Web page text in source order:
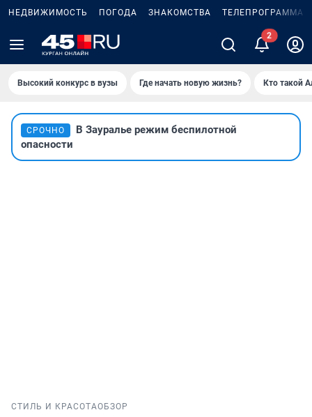
НЕДВИЖИМОСТЬ ПОГОДА ЗНАКОМСТВА ТЕЛЕПРОГРАММА
2
Высокий конкурс в вузы Где начать новую жизнь? Кто такой
СРОЧНО
В Зауралье режим беспилотной
опасности
СТИЛЬ И КРАСОТАОБЗОР